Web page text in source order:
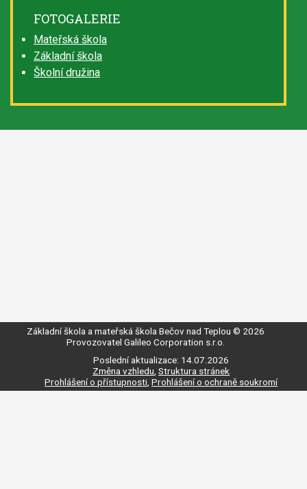
FOTOGALERIE
Mateřská škola
Základní škola
Školní družina
Základní škola a mateřská škola Bečov nad Teplou © 2026
ProvozovatelGalileo Corporation s.r.o.
Poslední aktualizace: 14.07.2026
Změna vzhledu,Struktura stránek
Prohlášení o přístupnosti,Prohlášení o ochraně soukromí